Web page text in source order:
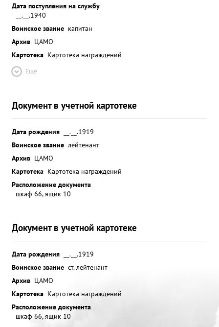
Дата поступления на службу
__.__.1940
Воинское звание капитан
Архив ЦАМО
Картотека Картотека награждений
Ещё
Документ в учетной картотеке
Дата рождения
__.__.1919
Воинское звание лейтенант
Архив ЦАМО
Картотека Картотека награждений
Расположение документа
шкаф 66, ящик 10
Документ в учетной картотеке
Дата рождения
__.__.1919
Воинское звание ст. лейтенант
Архив ЦАМО
Картотека Картотека награждений
Расположение документа
шкаф 66, ящик 10